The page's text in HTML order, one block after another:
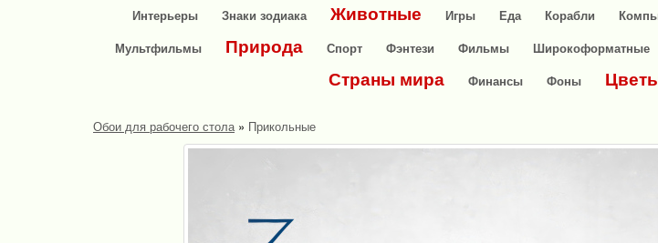
Интерьеры
Знаки зодиака Животные Игры Еда Корабли
Мультфильмы
Природа Спорт Фэнтези Фильмы Широкоформатные
Страны мира Финансы Фоны
Обои для рабочего стола» Прикольные